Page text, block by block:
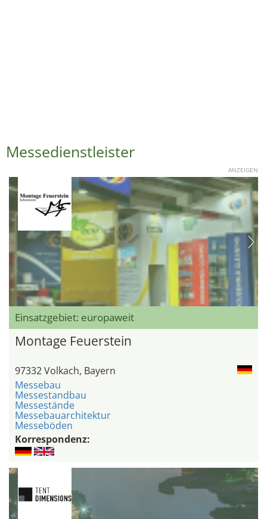
Messedienstleister
ANZEIGEN
Einsatzgebiet: europaweit
Montage Feuerstein
97332 Volkach, Bayern
Messebau
Messestandbau
Messestände
Messebauarchitektur
Messeböden
Korrespondenz: